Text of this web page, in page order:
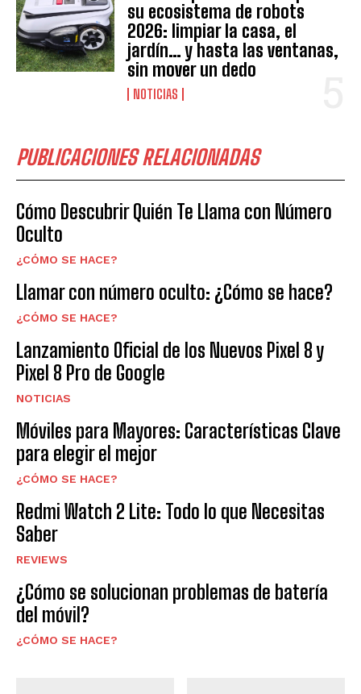
su ecosistema de robots
2026: limpiar la casa, el
jardín… y hasta las ventanas,
sin mover un dedo
NOTICIAS
PUBLICACIONES RELACIONADAS
Cómo Descubrir Quién Te Llama con Número
Oculto
¿CÓMO SE HACE?
Llamar con número oculto: ¿Cómo se hace?
¿CÓMO SE HACE?
Lanzamiento Oficial de los Nuevos Pixel 8 y
Pixel 8 Pro de Google
NOTICIAS
Móviles para Mayores: Características Clave
para elegir el mejor
¿CÓMO SE HACE?
Redmi Watch 2 Lite: Todo lo que Necesitas
Saber
REVIEWS
¿Cómo se solucionan problemas de batería
del móvil?
¿CÓMO SE HACE?